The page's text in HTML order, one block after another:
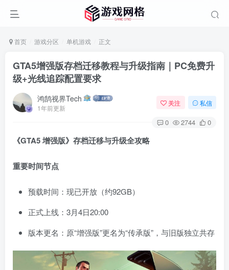
首页 游戏分区 单机游戏 正文
GTA5增强版存档迁移教程与升级指南｜PC免费升
级+光线追踪配置要求
鸿鹄视界Tech
1年前更新
关注 私信
0 2744 0
《GTA5 增强版》存档迁移与升级全攻略
重要时间节点
预载时间：现已开放（约92GB）
正式上线：3月4日20:00
版本更名：原“增强版”更名为“传承版”，与旧版独立共存